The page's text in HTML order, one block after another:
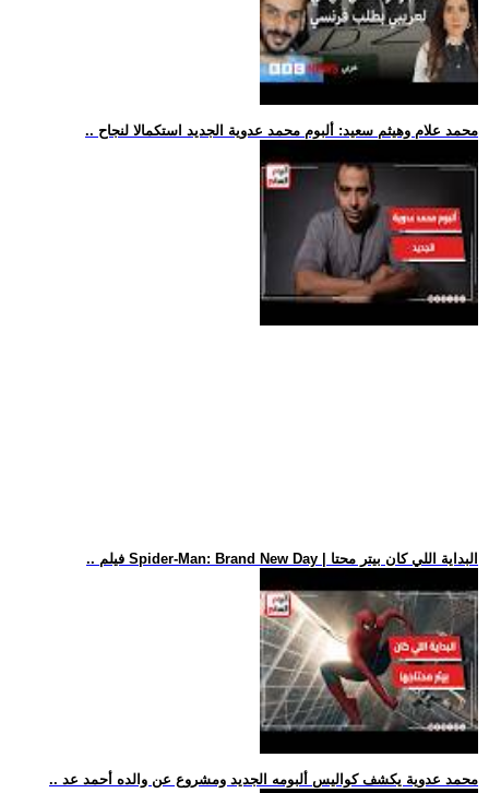
.. محمد علام وهيثم سعيد: ألبوم محمد عدوية الجديد استكمالا لنجاح
.. فيلم Spider-Man: Brand New Day | البداية اللي كان بيتر محتا
.. محمد عدوية يكشف كواليس ألبومه الجديد ومشروع عن والده أحمد عد